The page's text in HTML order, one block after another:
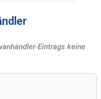
Eintrags keine